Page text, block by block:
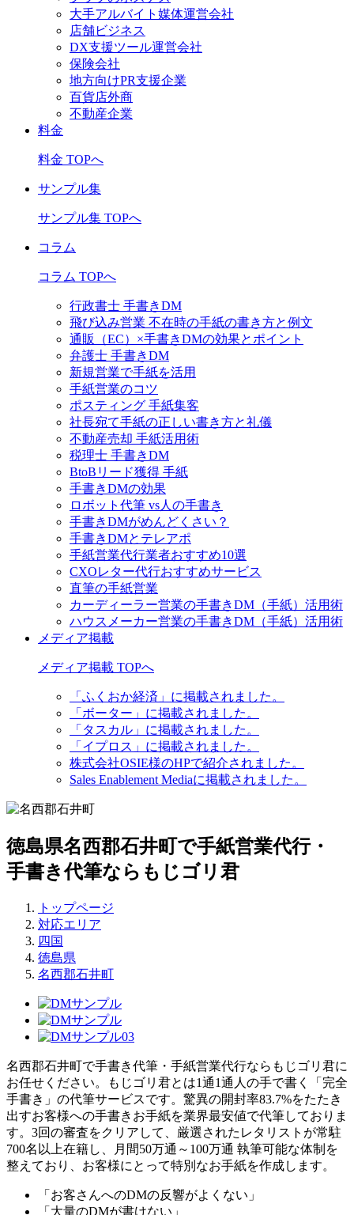
大手アルバイト媒体運営会社
店舗ビジネス
DX支援ツール運営会社
保険会社
地方向けPR支援企業
百貨店外商
不動産企業
料金
料金 TOPへ
サンプル集
サンプル集 TOPへ
コラム
コラム TOPへ
行政書士 手書きDM
飛び込み営業 不在時の手紙の書き方と例文
通販（EC）×手書きDMの効果とポイント
弁護士 手書きDM
新規営業で手紙を活用
手紙営業のコツ
ポスティング 手紙集客
社長宛て手紙の正しい書き方と礼儀
不動産売却 手紙活用術
税理士 手書きDM
BtoBリード獲得 手紙
手書きDMの効果
ロボット代筆 vs人の手書き
手書きDMがめんどくさい？
手書きDMとテレアポ
手紙営業代行業者おすすめ10選
CXOレター代行おすすめサービス
直筆の手紙営業
カーディーラー営業の手書きDM（手紙）活用術
ハウスメーカー営業の手書きDM（手紙）活用術
メディア掲載
メディア掲載 TOPへ
「ふくおか経済」に掲載されました。
「ボーター」に掲載されました。
「タスカル」に掲載されました。
「イプロス」に掲載されました。
株式会社OSIE様のHPで紹介されました。
Sales Enablement Mediaに掲載されました。
徳島県名西郡石井町で手紙営業代行・
手書き代筆ならもじゴリ君
トップページ
対応エリア
四国
徳島県
名西郡石井町
名西郡石井町で手書き代筆・手紙営業代行ならもじゴリ君に
お任せください。もじゴリ君とは1通1通人の手で書く「完全
手書き」の代筆サービスです。驚異の開封率83.7%をたたき
出すお客様への手書きお手紙を業界最安値で代筆しておりま
す。3回の審査をクリアして、厳選されたレタリストが常駐
700名以上在籍し、月間50万通～100万通 執筆可能な体制を
整えており、お客様にとって特別なお手紙を作成します。
「お客さんへのDMの反響がよくない」
「大量のDMが書けない」